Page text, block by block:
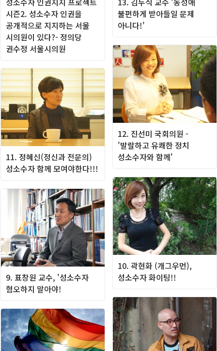
시즌2. 성소수자 인권을
공개적으로 지지하는 서울
시의원이 있다?- 정의당
권수정 서울시의원
불편하게 받아들일 문제
아니다!'
12. 진선미 국회의원 -
'발랄하고 유쾌한 정치
성소수자와 함께'
11. 정혜신(정신과 전문의)
성소수자 함께 모여야한다!!!
10. 곽현화 (개그우먼),
성소수자 화이팅!!
9. 표창원 교수, '성소수자
혐오하지 말아야!